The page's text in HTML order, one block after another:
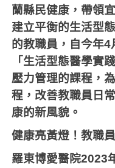
蘭縣民健康，帶領
建立平衡的生活型
的教職員，自今年4
「生活型態醫學實
壓力管理的課程，
程，改善教職員日
康的新風貌。
健康亮黃燈！教職
羅東博愛醫院2023